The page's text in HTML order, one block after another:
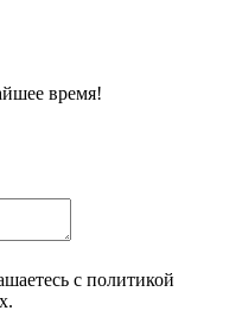
время!
с политикой